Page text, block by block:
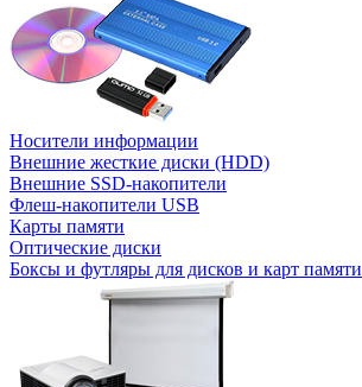
Носители информации
Внешние жесткие диски (HDD)
Внешние SSD-накопители
Флеш-накопители USB
Карты памяти
Оптические диски
Боксы и футляры для дисков и карт памяти